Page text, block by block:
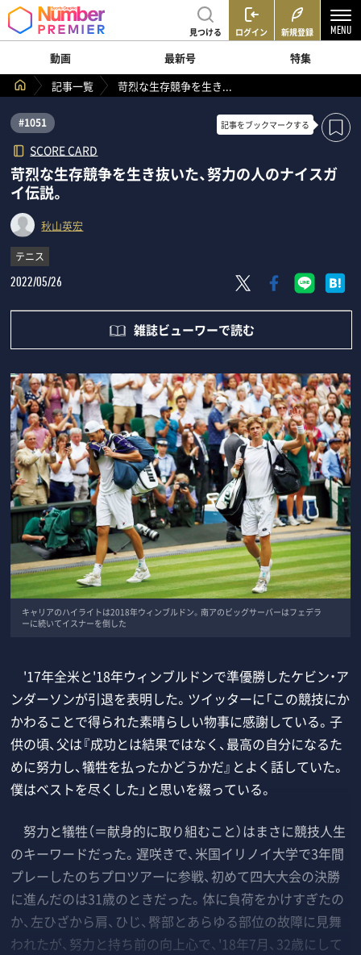
見つける ログイン 新規登録
動画 最新号
特集
記事一覧
苛烈な生存競争を生き...
#1051
SCORE CARD
記事をブックマークする
苛烈な生存競争を生き抜いた、努力の人のナイスガ
イ伝説。
秋山英宏
テニス
2022/05/26
雑誌ビューワーで読む
キャリアのハイライトは2018年ウィンブルドン。南アのビッグサーバーはフェデラ
ーに続いてイスナーを倒した
'17年全米と'18年ウィンブルドンで準優勝したケビン・ア
ンダーソンが引退を表明した。ツイッターに「この競技にか
かわることで得られた素晴らしい物事に感謝している。子
供の頃、父は『成功とは結果ではなく、最高の自分になるた
めに努力し、犠牲を払ったかどうかだ』とよく話していた。
僕はベストを尽くした」と思いを綴っている。
努力と犠牲（＝献身的に取り組むこと）はまさに競技人生
のキーワードだった。遅咲きで、米国イリノイ大学で3年間
プレーしたのちプロツアーに参戦、初めて四大大会の決勝
に進んだのは31歳のときだった。体に負荷をかけすぎたの
か、左ひざから肩、ひじ、臀部とあらゆる部位の故障に見舞
われたが、努力と持ち前の向上心で、'18年7月、32歳にして